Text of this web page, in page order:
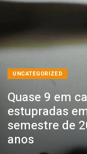
UNCATEGORIZED
Quase 9 em
estupradas
semestre de
anos